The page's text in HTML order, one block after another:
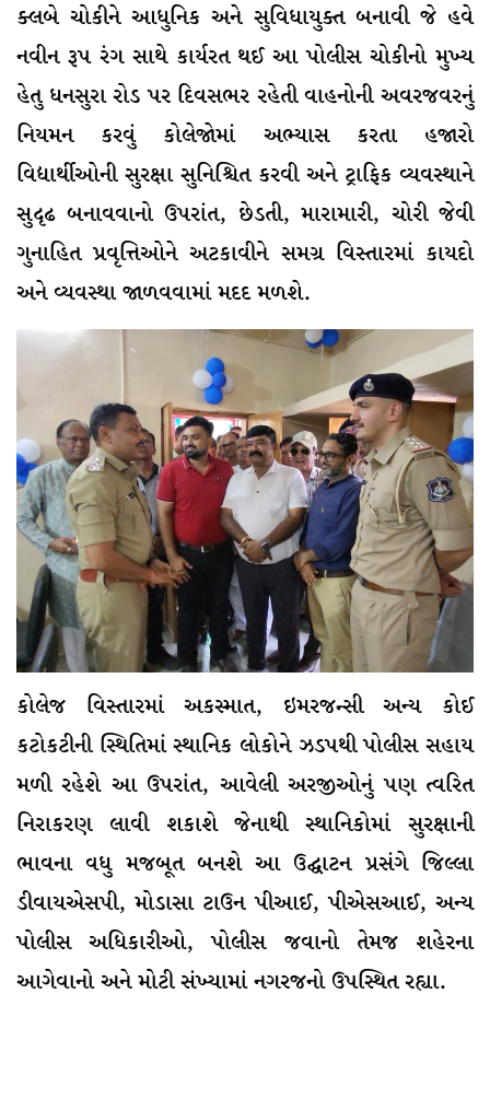
ક્લબે ચોકીને આધુનિક અને સુવિધાયુક્ત બનાવી જે હવે
નવીન રૂપ રંગ સાથે કાર્યરત થઈ આ પોલીસ ચોકીનો મુખ્ય
હેતુ ધનસુરા રોડ પર દિવસભર રહેતી વાહનોની અવરજવરનું
નિયમન કરવું કોલેજોમાં અભ્યાસ કરતા હજારો
વિદ્યાર્થીઓની સુરક્ષા સુનિશ્ચિત કરવી અને ટ્રાફિક વ્યવસ્થાને
સુદૃઢ બનાવવાનો ઉપરાંત, છેડતી, મારામારી, ચોરી જેવી
ગુનાહિત પ્રવૃત્તિઓને અટકાવીને સમગ્ર વિસ્તારમાં કાયદો
અને વ્યવસ્થા જાળવવામાં મદદ મળશે.
કોલેજ વિસ્તારમાં અકસ્માત, ઇમરજન્સી અન્ય કોઈ
કટોકટીની સ્થિતિમાં સ્થાનિક લોકોને ઝડપથી પોલીસ સહાય
મળી રહેશે આ ઉપરાંત, આવેલી અરજીઓનું પણ ત્વરિત
નિરાકરણ લાવી શકાશે જેનાથી સ્થાનિકોમાં સુરક્ષાની
ભાવના વધુ મજબૂત બનશે આ ઉદ્ઘાટન પ્રસંગે જિલ્લા
ડીવાયએસપી, મોડાસા ટાઉન પીઆઈ, પીએસઆઈ, અન્ય
પોલીસ અધિકારીઓ, પોલીસ જવાનો તેમજ શહેરના
આગેવાનો અને મોટી સંખ્યામાં નગરજનો ઉપસ્થિત રહ્યા.